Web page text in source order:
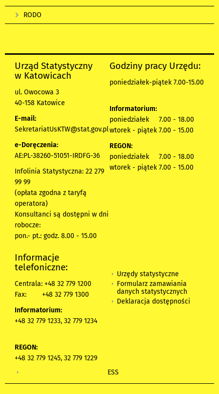
RODO
Urząd Statystyczny
w Katowicach
ul. Owocowa 3
40-158 Katowice
E-mail:
SekretariatUsKTW@stat.gov.pl
e-Doręczenia:
AE:PL-38260-51051-IRDFG-36
Infolinia Statystyczna: 22 279
99 99
(opłata zgodna z taryfą
operatora)
Konsultanci są dostępni w dni
robocze:
pon.- pt.: godz. 8.00 - 15.00
Godziny pracy Urzędu:
poniedziałek-piątek 7.00-15.00
Informatorium:
poniedziałek 7.00 - 18.00
wtorek - piątek 7.00 - 15.00
REGON:
poniedziałek 7.00 - 18.00
wtorek - piątek 7.00 - 15.00
Informacje
telefoniczne:
Centrala: +48 32 779 1200
Fax:
+48 32 779 1300
Informatorium:
+48 32 779 1233, 32 779 1234
REGON:
+48 32 779 1245, 32 779 1229
Urzędy statystyczne
Formularz zamawiania
danych statystycznych
Deklaracja dostępności
ESS